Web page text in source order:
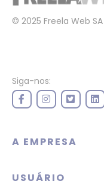
© 2025 Freela Web SA
Siga-nos:
A EMPRESA
USUÁRIO